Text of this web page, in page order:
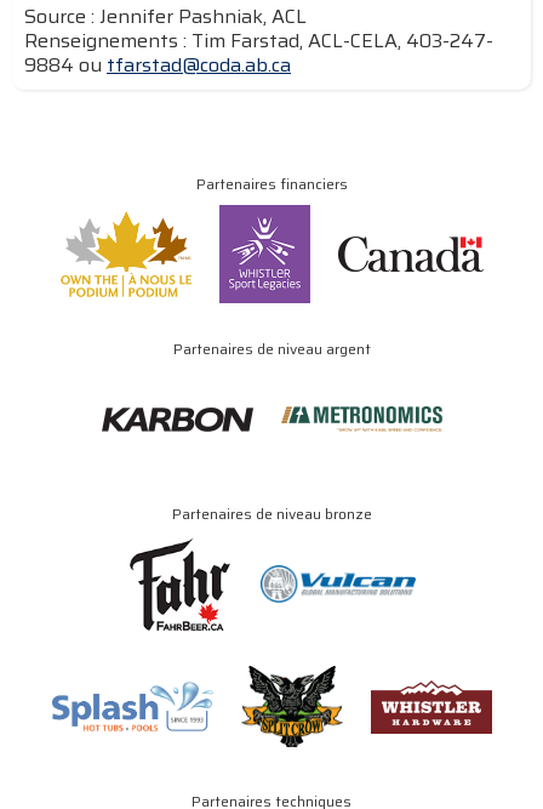
Source : Jennifer Pashniak, ACL
Renseignements : Tim Farstad, ACL-CELA, 403-247-
9884 ou tfarstad@coda.ab.ca
Partenaires financiers
Partenaires de niveau argent
Partenaires de niveau bronze
Partenaires techniques